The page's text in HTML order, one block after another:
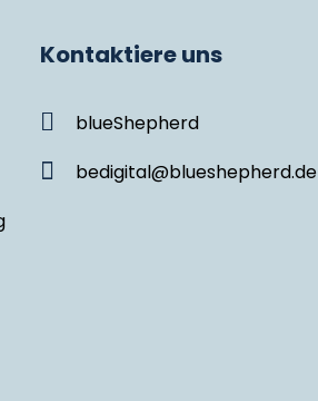
Kontaktiere uns
blueShepherd
bedigital@blueshepherd.de